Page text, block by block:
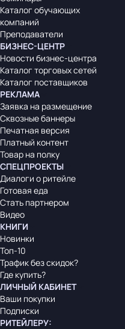
Каталог обучающих
компаний
Преподаватели
БИЗНЕС-ЦЕНТР
Новости бизнес-центра
Каталог торговых сетей
Каталог поставщиков
РЕКЛАМА
Заявка на размещение
Сквозные баннеры
Печатная версия
Платный контент
Товар на полку
СПЕЦПРОЕКТЫ
Диалоги о ритейле
Готовая еда
Стать партнером
Видео
КНИГИ
Новинки
Топ-10
Трафик без скидок?
Где купить?
ЛИЧНЫЙ КАБИНЕТ
Ваши покупки
Подписки
РИТЕЙЛЕРУ: